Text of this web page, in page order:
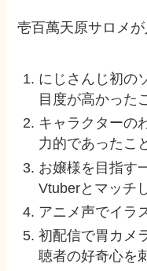
壱百萬天原サロメ
にじさんじ初の
目度が高かった
キャラクターの
力的であったこ
お嬢様を目指す
Vtuberとマッチ
アニメ声でイラ
初配信で胃カメ
聴者の好奇心を